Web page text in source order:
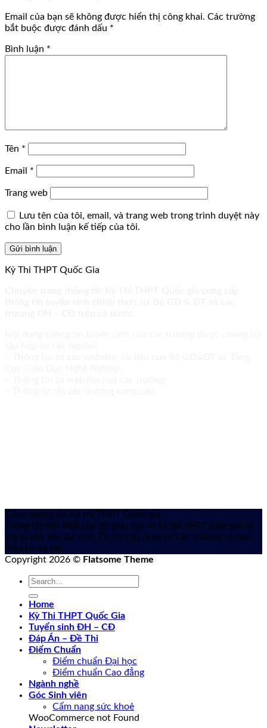
Email của bạn sẽ không được hiển thị công khai. Các trường
bắt buộc được đánh dấu *
Bình luận *
Tên *
Email *
Trang web
Lưu tên của tôi, email, và trang web trong trình duyệt này
cho lần bình luận kế tiếp của tôi.
Kỳ Thi THPT Quốc Gia
Cổng thông tin Kỳ thi THPT Quốc gia
Thông tin mới nhất của Bộ giáo dục về kỳ thi THPT quốc gia và
xét tuyển vào đại học. Được cập nhật từ các trường và báo
điện tử uy tín.
Copyright 2026 © Flatsome Theme
Home
Kỳ Thi THPT Quốc Gia
Tuyển sinh ĐH – CĐ
Đáp Án – Đề Thi
Điểm Chuẩn
Điểm chuẩn Đại học
Điểm chuẩn Cao đẳng
Ngành nghề
Góc Sinh viên
Cẩm nang sức khoẻ
WooCommerce not Found